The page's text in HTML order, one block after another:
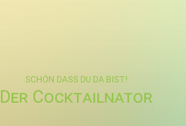
SCHÖN DASS DU DA BIST!
Der Cocktailnator